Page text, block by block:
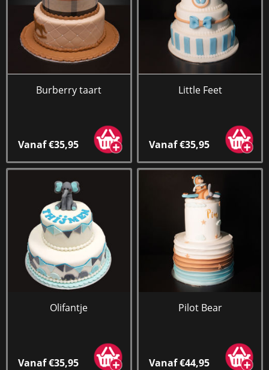
Burberry taart
Vanaf €35,95
Little Feet
Vanaf €35,95
Olifantje
Vanaf €35,95
Pilot Bear
Vanaf €44,95